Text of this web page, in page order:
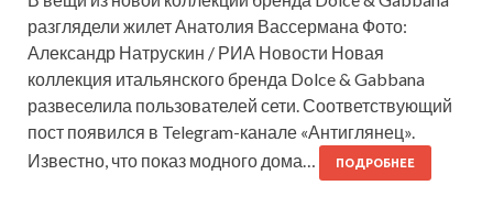
разглядели жилет Анатолия Вассермана Фото:
Александр Натрускин / РИА Новости Новая
коллекция итальянского бренда Dolce & Gabbana
развеселила пользователей сети. Соответствующий
пост появился в Telegram-канале «Антиглянец».
Известно, что показ модного дома…
ПОДРОБНЕЕ